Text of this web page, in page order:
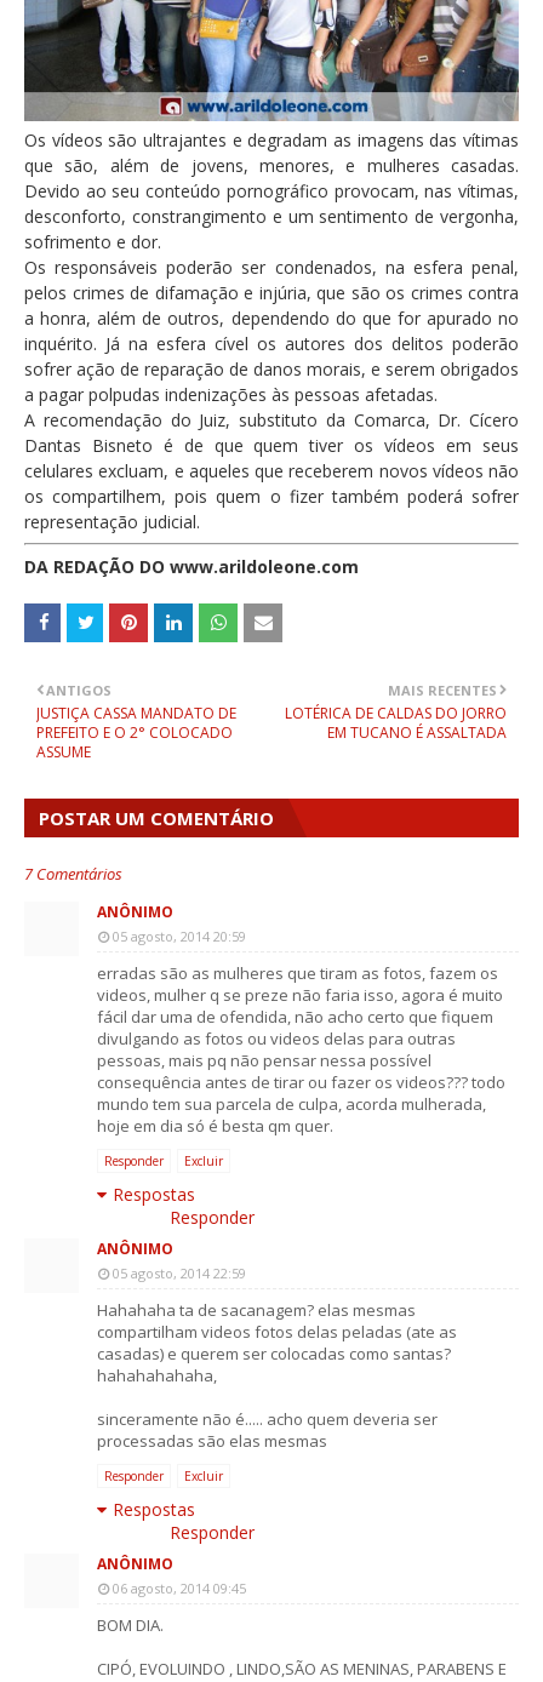
Os vídeos são ultrajantes e degradam as imagens das vítimas
que são, além de jovens, menores, e mulheres casadas.
Devido ao seu conteúdo pornográfico provocam, nas vítimas,
desconforto, constrangimento e um sentimento de vergonha,
sofrimento e dor.
Os responsáveis poderão ser condenados, na esfera penal,
pelos crimes de difamação e injúria, que são os crimes contra
a honra, além de outros, dependendo do que for apurado no
inquérito. Já na esfera cível os autores dos delitos poderão
sofrer ação de reparação de danos morais, e serem obrigados
a pagar polpudas indenizações às pessoas afetadas.
A recomendação do Juiz, substituto da Comarca, Dr. Cícero
Dantas Bisneto é de que quem tiver os vídeos em seus
celulares excluam, e aqueles que receberem novos vídeos não
os compartilhem, pois quem o fizer também poderá sofrer
representação judicial.
DA REDAÇÃO DO www.arildoleone.com
MAIS RECENTES
LOTÉRICA DE CALDAS DO JORRO
EM TUCANO É ASSALTADA
ANTIGOS
JUSTIÇA CASSA MANDATO DE
PREFEITO E O 2° COLOCADO
ASSUME
POSTAR UM COMENTÁRIO
7 Comentários
ANÔNIMO
05 agosto, 2014 20:59
erradas são as mulheres que tiram as fotos, fazem os
videos, mulher q se preze não faria isso, agora é muito
fácil dar uma de ofendida, não acho certo que fiquem
divulgando as fotos ou videos delas para outras
pessoas, mais pq não pensar nessa possível
consequência antes de tirar ou fazer os videos??? todo
mundo tem sua parcela de culpa, acorda mulherada,
hoje em dia só é besta qm quer.
Responder Excluir
Respostas
Responder
ANÔNIMO
05 agosto, 2014 22:59
Hahahaha ta de sacanagem? elas mesmas
compartilham videos fotos delas peladas (ate as
casadas) e querem ser colocadas como santas?
hahahahahaha,
sinceramente não é..... acho quem deveria ser
processadas são elas mesmas
Responder Excluir
Respostas
Responder
ANÔNIMO
06 agosto, 2014 09:45
BOM DIA.
CIPÓ, EVOLUINDO , LINDO,SÃO AS MENINAS, PARABENS E